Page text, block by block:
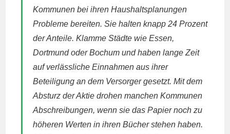
Kommunen bei ihren Haushaltsplanungen
Probleme bereiten. Sie halten knapp 24 Prozent
der Anteile. Klamme Städte wie Essen,
Dortmund oder Bochum und haben lange Zeit
auf verlässliche Einnahmen aus ihrer
Beteiligung an dem Versorger gesetzt. Mit dem
Absturz der Aktie drohen manchen Kommunen
Abschreibungen, wenn sie das Papier noch zu
höheren Werten in ihren Bücher stehen haben.